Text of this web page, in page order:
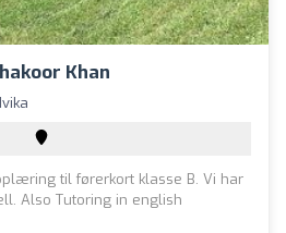
Khan
til førerkort klasse B. Vi har
Also Tutoring in english